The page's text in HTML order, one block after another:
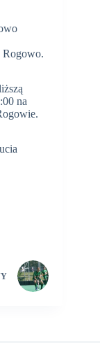
na